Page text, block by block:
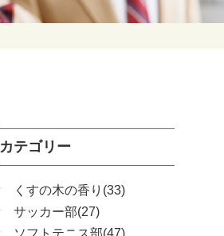
カテゴリー
くすの木の香り(33)
サッカー部(27)
ソフトテニス部(47)